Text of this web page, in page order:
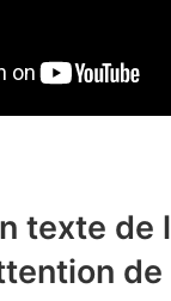
texte de